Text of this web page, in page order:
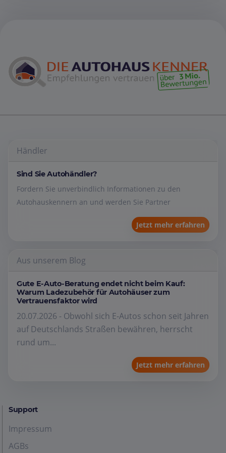
Händler
Sind Sie Autohändler?
Fordern Sie unverbindlich Informationen zu den
Autohauskennern an und werden Sie Partner
Jetzt mehr erfahren
Aus unserem Blog
Gute E-Auto-Beratung endet nicht beim Kauf:
Warum Ladezubehör für Autohäuser zum
Vertrauensfaktor wird
20.07.2026 - Obwohl sich E-Autos schon seit Jahren
auf Deutschlands Straßen bewähren, herrscht
rund um...
Jetzt mehr erfahren
Support
Impressum
AGBs